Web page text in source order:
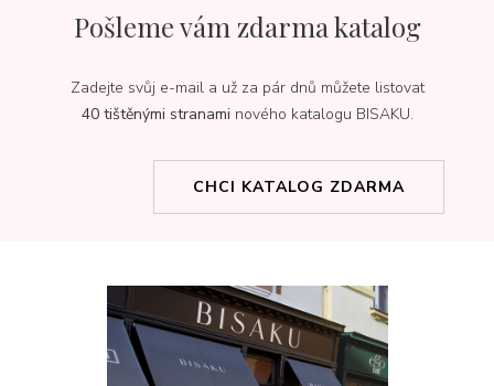
Pošleme vám zdarma katalog
Zadejte svůj e-mail a už za pár dnů můžete listovat
40 tištěnými stranami nového katalogu BISAKU.
CHCI KATALOG ZDARMA